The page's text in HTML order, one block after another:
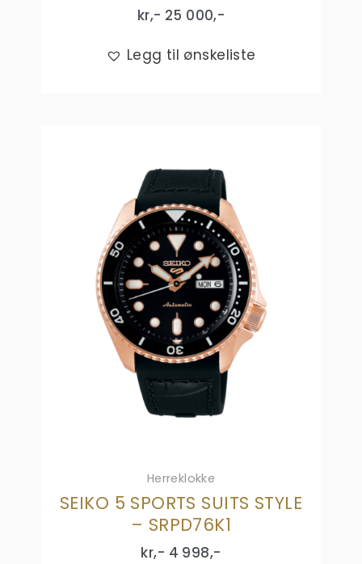
kr,- 25 000,-
Legg til ønskeliste
Herreklokke
SEIKO 5 SPORTS SUITS STYLE
– SRPD76K1
kr,- 4 998,-